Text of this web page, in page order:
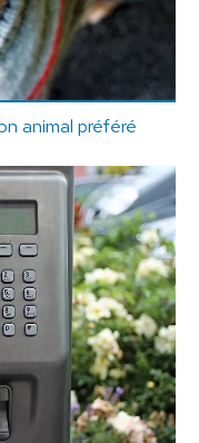
animal préféré